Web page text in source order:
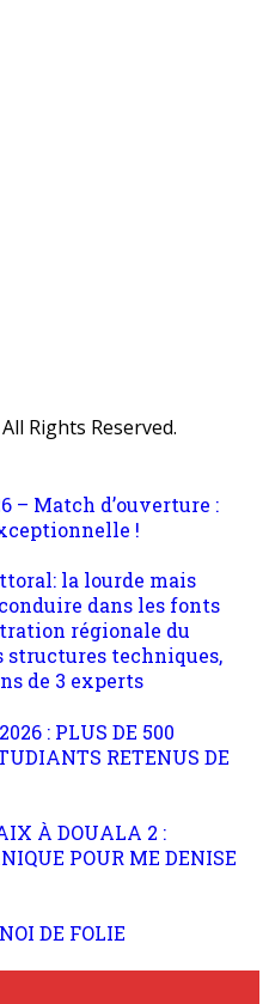
Rights Reserved.
– Match d’ouverture :
!
la lourde mais
dans les fonts
régionale du
structures techniques,
de 3 experts
: PLUS DE 500
RETENUS DE
À DOUALA 2 :
POUR ME DENISE
DE FOLIE